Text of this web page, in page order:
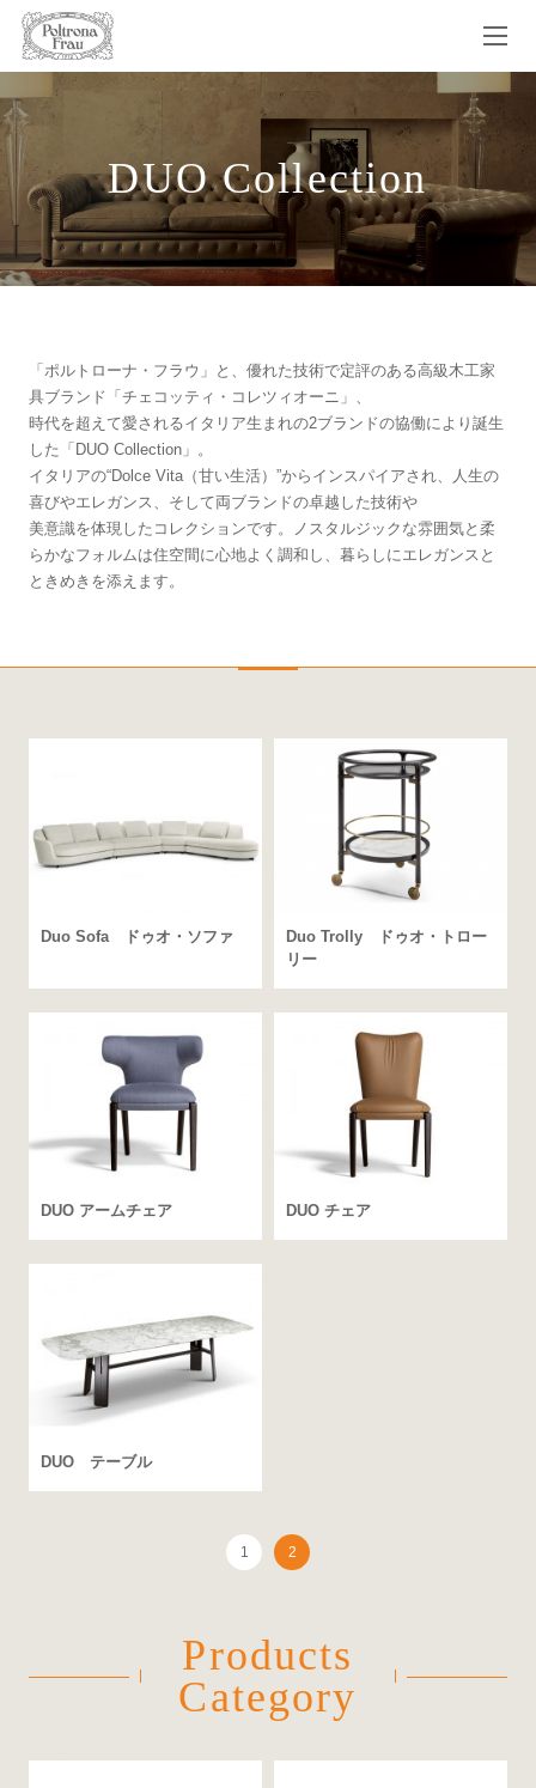
DUO Collection
「ポルトローナ・フラウ」と、優れた技術で定評のある高級木工家
具ブランド「チェコッティ・コレツィオーニ」、
時代を超えて愛されるイタリア生まれの2ブランドの協働により誕生
した「DUO Collection」。
イタリアの“Dolce Vita（甘い生活）”からインスパイアされ、人生の
喜びやエレガンス、そして両ブランドの卓越した技術や
美意識を体現したコレクションです。ノスタルジックな雰囲気と柔
らかなフォルムは住空間に心地よく調和し、暮らしにエレガンスと
ときめきを添えます。
Duo Sofa ドゥオ・ソファ
Duo Trolly ドゥオ・トロー
リー
DUO アームチェア DUO チェア
DUO テーブル
1 2
Products
Category